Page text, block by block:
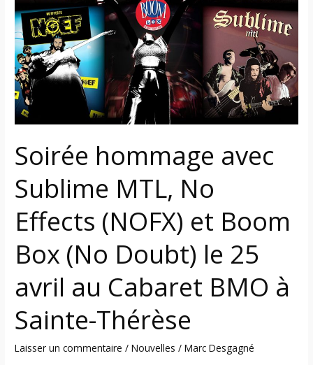
Soirée hommage avec
Sublime MTL, No
Effects (NOFX) et Boom
Box (No Doubt) le 25
avril au Cabaret BMO à
Sainte-Thérèse
Laisser un commentaire /Nouvelles /Marc Desgagné
Sublime
MTL,
No
Effects
(NOFX)
et
Boom
Box
(No
Doubt)
le
25
avril
au
Cabaret
BMO
Sainte-